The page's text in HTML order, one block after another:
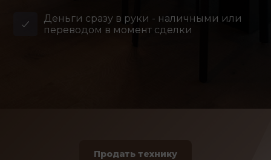
Деньги сразу в руки - наличными или
переводом в момент сделки
Продать технику